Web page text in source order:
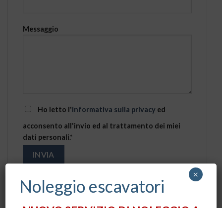
Messaggio
Ho letto l'informativa sulla privacy ed
acconsento all'invio ed al trattamento dei miei
dati personali.*
Noleggio escavatori
×